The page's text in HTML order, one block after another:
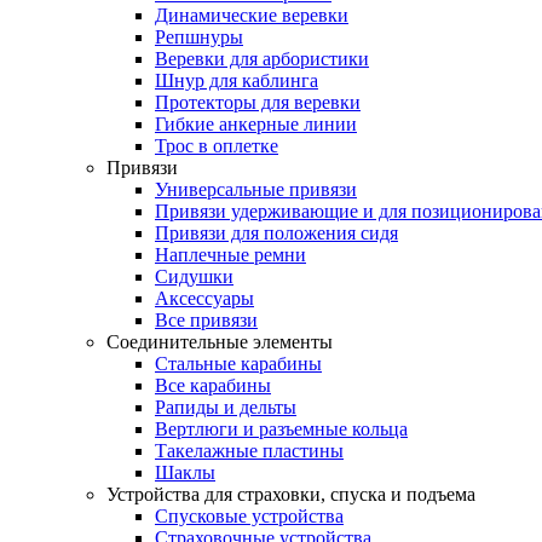
Динамические веревки
Репшнуры
Веревки для арбористики
Шнур для каблинга
Протекторы для веревки
Гибкие анкерные линии
Трос в оплетке
Привязи
Универсальные привязи
Привязи удерживающие и для
Привязи для положения сидя
Наплечные ремни
Сидушки
Аксессуары
Все привязи
Соединительные элементы
Стальные карабины
Все карабины
Рапиды и дельты
Вертлюги и разъемные кольца
Такелажные пластины
Шаклы
Устройства для страховки, спуска и подъема
Спусковые устройства
Страховочные устройства